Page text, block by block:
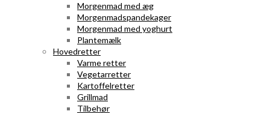
Morgenmad med æg
Morgenmadspandekager
Morgenmad med yoghurt
Plantemælk
Hovedretter
Varme retter
Vegetarretter
Kartoffelretter
Grillmad
Tilbehør